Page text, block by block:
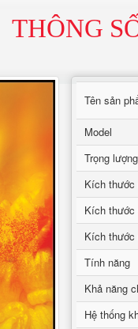
THÔNG
Tên sản
Model
Trọng lượng
Kích thước
Kích thước
Kích thước
Tính năng
Khả năng
Hệ thống